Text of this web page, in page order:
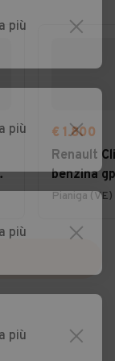
€ 1.800
Renault
benzina
2008
Pianiga (VE)
più
più
più
più